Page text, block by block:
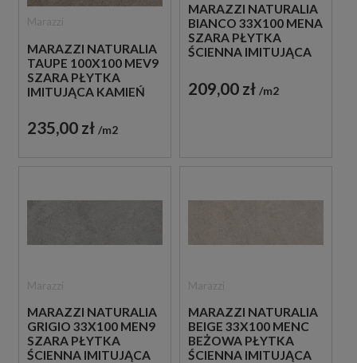
MARAZZI NATURALIA
TAUPE 100X100 MEV9
SZARA PŁYTKA
IMITUJĄCA KAMIEŃ
235,00 zł m2
MARAZZI NATURALIA
BIANCO 33X100 MENA
SZARA PŁYTKA
ŚCIENNA IMITUJĄCA
209,00 zł m2
MARAZZI NATURALIA
GRIGIO 33X100 MEN9
SZARA PŁYTKA
ŚCIENNA IMITUJĄCA
MARAZZI NATURALIA
BEIGE 33X100 MENC
BEŻOWA PŁYTKA
ŚCIENNA IMITUJĄCA